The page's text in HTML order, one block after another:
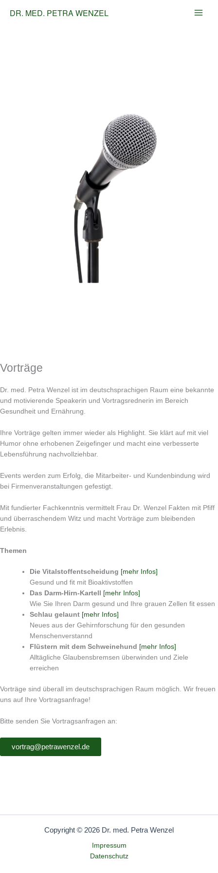
InhaltDR. MED. PETRA WENZEL
Main
Vorträge
Dr. med. Petra Wenzel ist im deutschsprachigen Raum eine bekannte
und motivierende Speakerin und Vortragsrednerin im Bereich
Gesundheit und Ernährung.
Ihre Vorträge gelten immer wieder als Highlight. Sie klärt auf mit viel
Humor ohne erhobenen Zeigefinger und macht eine verbesserte
Lebensführung nachvollziehbar.
Events werden zum Erfolg, die Mitarbeiter- und Kundenbindung wird
bei Firmenveranstaltungen gefestigt.
Mit fundierter Fachkenntnis vermittelt Frau Dr. Wenzel Fakten mit Pfiff
und überraschendem Witz und macht Vorträge zum bleibenden
Erlebnis.
Themen
Die Vitalstoffentscheidung [mehr Infos]
Gesund und fit mit Bioaktivstoffen
Das Darm-Hirn-Kartell
[mehr Infos]
Wie Sie Ihren Darm gesund und Ihre grauen Zellen fit essen
Schlau gelaunt [mehr Infos]
Neues aus der Gehirnforschung für den gesunden
Menschenverstannd
Flüstern mit dem Schweinehund [mehr Infos]
Alltägliche Glaubensbremsen überwinden und Ziele
erreichen
Vorträge sind überall im deutschsprachigen Raum möglich. Wir freuen
uns auf Ihre Vortragsanfrage!
Bitte senden Sie Vortragsanfragen an:
vortrag@petrawenzel.de
Copyright © 2026 Dr. med. Petra Wenzel
Impressum
Datenschutz